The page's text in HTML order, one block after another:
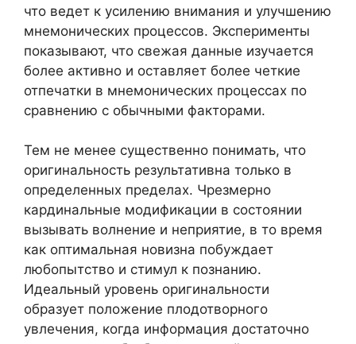
что ведет к усилению внимания и улучшению
мнемонических процессов. Эксперименты
показывают, что свежая данные изучается
более активно и оставляет более четкие
отпечатки в мнемонических процессах по
сравнению с обычными факторами.
Тем не менее существенно понимать, что
оригинальность результативна только в
определенных пределах. Чрезмерно
кардинальные модификации в состоянии
вызывать волнение и неприятие, в то время
как оптимальная новизна побуждает
любопытство и стимул к познанию.
Идеальный уровень оригинальности
образует положение плодотворного
увлечения, когда информация достаточно